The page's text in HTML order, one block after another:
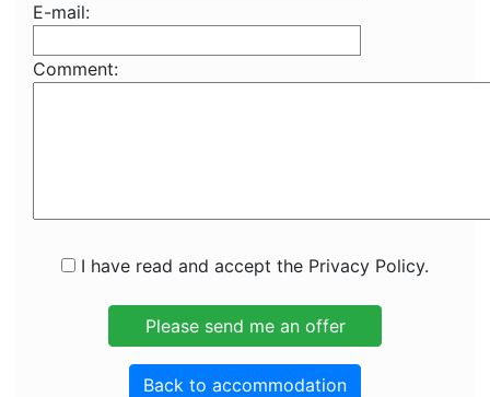
E-mail:
Comment:
I have read and accept the Privacy Policy.
Back to accommodation